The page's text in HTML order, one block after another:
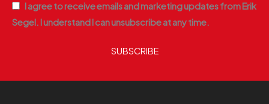
I agree to receive emails and marketing updates from Erik
Segel. I understand I can unsubscribe at any time.